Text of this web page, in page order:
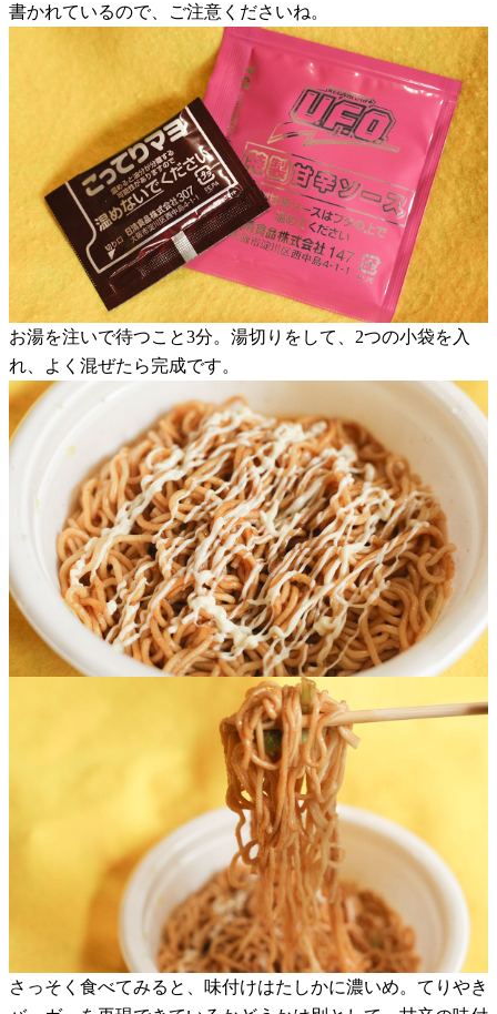
書かれているので、ご注意くださいね。
お湯を注いで待つこと3分。湯切りをして、2つの小袋を入
れ、よく混ぜたら完成です。
さっそく食べてみると、味付けはたしかに濃いめ。てりやき